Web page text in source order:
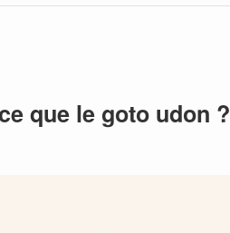
que le goto udon ?